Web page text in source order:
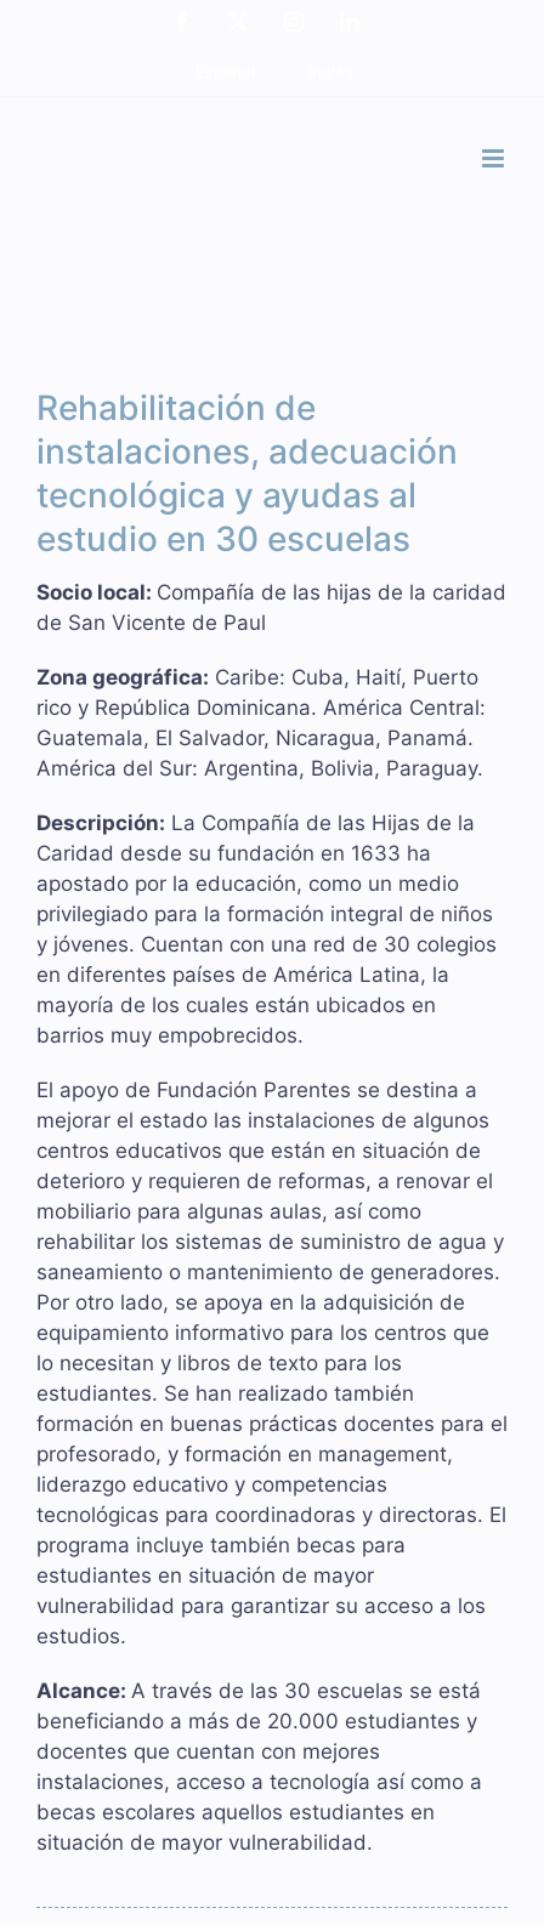
Rehabilitación de
instalaciones, adecuación
tecnológica y ayudas al
estudio en 30 escuelas
Socio local: Compañía de las hijas de la caridad
de San Vicente de Paul
Zona geográfica: Caribe: Cuba, Haití, Puerto
rico y República Dominicana. América Central:
Guatemala, El Salvador, Nicaragua, Panamá.
América del Sur: Argentina, Bolivia, Paraguay.
Descripción: La Compañía de las Hijas de la
Caridad desde su fundación en 1633 ha
apostado por la educación, como un medio
privilegiado para la formación integral de niños
y jóvenes. Cuentan con una red de 30 colegios
en diferentes países de América Latina, la
mayoría de los cuales están ubicados en
barrios muy empobrecidos.
El apoyo de Fundación Parentes se destina a
mejorar el estado las instalaciones de algunos
centros educativos que están en situación de
deterioro y requieren de reformas, a renovar el
mobiliario para algunas aulas, así como
rehabilitar los sistemas de suministro de agua y
saneamiento o mantenimiento de generadores.
Por otro lado, se apoya en la adquisición de
equipamiento informativo para los centros que
lo necesitan y libros de texto para los
estudiantes. Se han realizado también
formación en buenas prácticas docentes para el
profesorado, y formación en management,
liderazgo educativo y competencias
tecnológicas para coordinadoras y directoras. El
programa incluye también becas para
estudiantes en situación de mayor
vulnerabilidad para garantizar su acceso a los
estudios.
Alcance: A través de las 30 escuelas se está
beneficiando a más de 20.000 estudiantes y
docentes que cuentan con mejores
instalaciones, acceso a tecnología así como a
becas escolares aquellos estudiantes en
situación de mayor vulnerabilidad.